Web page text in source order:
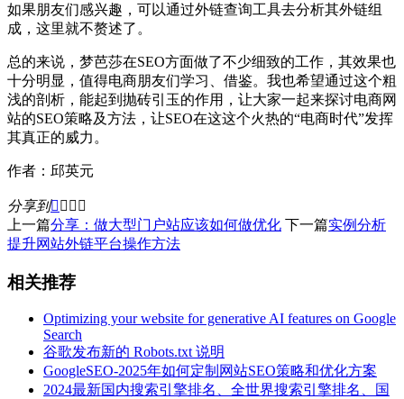
如果朋友们感兴趣，可以通过外链查询工具去分析其外链组
成，这里就不赘述了。
总的来说，梦芭莎在SEO方面做了不少细致的工作，其效果也
十分明显，值得电商朋友们学习、借鉴。我也希望通过这个粗
浅的剖析，能起到抛砖引玉的作用，让大家一起来探讨电商网
站的SEO策略及方法，让SEO在这这个火热的“电商时代”发挥
其真正的威力。
作者：邱英元
分享到   
上一篇分享：做大型门户站应该如何做优化 下一篇实例分析
提升网站外链平台操作方法
相关推荐
Optimizing your website for generative AI features on Google
Search
谷歌发布新的 Robots.txt 说明
GoogleSEO-2025年如何定制网站SEO策略和优化方案
2024最新国内搜索引擎排名、全世界搜索引擎排名、国